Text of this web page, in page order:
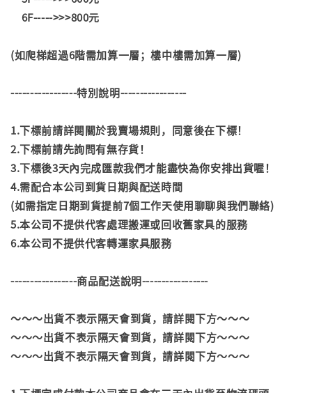
6F----->>>800元
(如爬梯超過6階需加算一層；樓中樓需加算一層)
-----------------特別說明-----------------
1.下標前請詳閱關於我賣場規則，同意後在下標！
2.下標前請先詢問有無存貨！
3.下標後3天內完成匯款我們才能盡快為你安排出貨喔！
4.需配合本公司到貨日期與配送時間
(如需指定日期到貨提前7個工作天使用聊聊與我們聯絡)
5.本公司不提供代客處理搬運或回收舊家具的服務
6.本公司不提供代客轉運家具服務
-----------------商品配送說明-----------------
～～～出貨不表示隔天會到貨，請詳閱下方～～～
～～～出貨不表示隔天會到貨，請詳閱下方～～～
～～～出貨不表示隔天會到貨，請詳閱下方～～～